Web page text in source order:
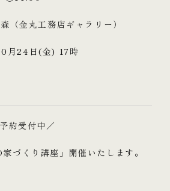
金丸工務店ギャラリー）
月24日(金) 17時
約受付中／
づくり講座」開催いたします。